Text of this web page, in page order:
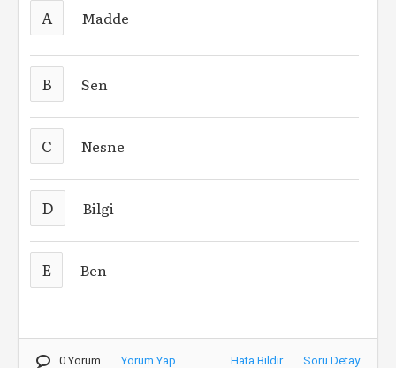
A Madde
B Sen
C Nesne
D Bilgi
E Ben
0 Yorum Yorum Yap Hata Bildir Soru Detay